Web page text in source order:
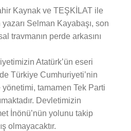
Kaynak ve TEŞKİLAT ile
yazarı Selman Kayabaşı, son
travmanın perde arkasını
Atatürk’ün eseri
Türkiye Cumhuriyeti’nin
yönetimi, tamamen Tek Parti
Devletimizin
İnönü’nün yolunu takip
olmayacaktır.